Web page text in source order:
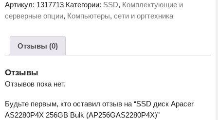
Apacer
AS2280P4X
Bulk
(AP256GAS2280P4X)
Артикул: 1317713 Категории: SSD, Комплектующие и
серверные опции, Компьютеры, сети и оргтехника
Отзывы (0)
Отзывы
Отзывов пока нет.
Будьте первым, кто оставил отзыв на “SSD диск Apacer
AS2280P4X 256GB Bulk (AP256GAS2280P4X)”